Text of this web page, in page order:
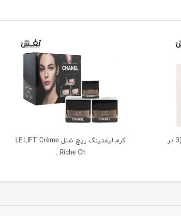
عطر زنانه ست هدیه جنیفر لوپز گلو (3 در
کرم لیفتینگ ریچ شنل LE LIFT Crème
Riche Ch...